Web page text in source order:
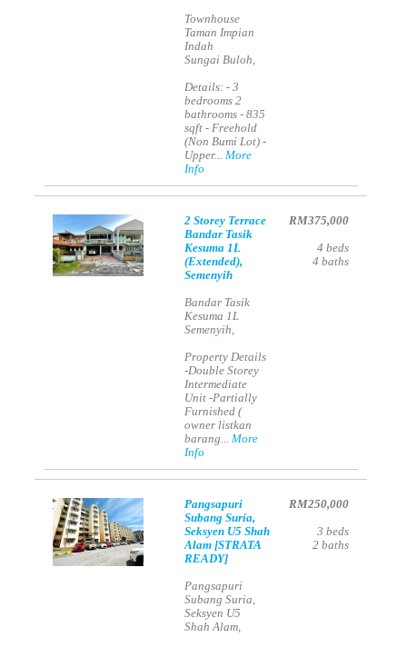
Townhouse
Taman Impian
Indah
Sungai Buloh,
Details: - 3
bedrooms 2
bathrooms - 835
sqft - Freehold
(Non Bumi Lot) -
Upper...More
Info
2 Storey Terrace
Bandar Tasik
Kesuma 1L
(Extended),
Semenyih
Bandar Tasik
Kesuma 1L
Semenyih,
Property Details
-Double Storey
Intermediate
Unit -Partially
Furnished (
owner listkan
barang...More
Info
RM375,000
4 beds
4 baths
Pangsapuri
Subang Suria,
Seksyen U5 Shah
Alam [STRATA
READY]
Pangsapuri
Subang Suria,
Seksyen U5
Shah Alam,
RM250,000
3 beds
2 baths